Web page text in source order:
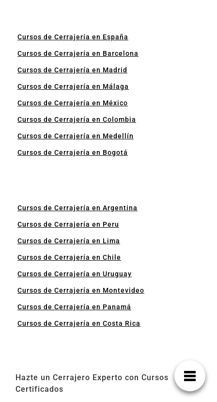
Cursos de Cerrajería en España
Cursos de Cerrajería en Barcelona
Cursos de Cerrajería en Madrid
Cursos de Cerrajería en Málaga
Cursos de Cerrajería en México
Cursos de Cerrajería en Colombia
Cursos de Cerrajería en Medellín
Cursos de Cerrajería en Bogotá
Cursos de Cerrajería en Argentina
Cursos de Cerrajería en Peru
Cursos de Cerrajería en Lima
Cursos de Cerrajería en Chile
Cursos de Cerrajería en Uruguay
Cursos de Cerrajería en Montevideo
Cursos de Cerrajería en Panamá
Cursos de Cerrajería en Costa Rica
Hazte un Cerrajero Experto con Cursos
Certificados